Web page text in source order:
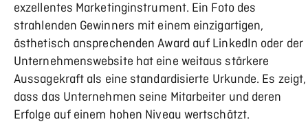
exzellentes Marketinginstrument. Ein Foto des
strahlenden Gewinners mit einem einzigartigen,
ästhetisch ansprechenden Award auf LinkedIn oder der
Unternehmenswebsite hat eine weitaus stärkere
Aussagekraft als eine standardisierte Urkunde. Es zeigt,
dass das Unternehmen seine Mitarbeiter und deren
Erfolge auf einem hohen Niveau wertschätzt.